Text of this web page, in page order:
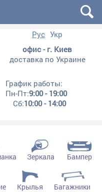
Рус Укр
офис - г. Киев
доставка по Украине
График работы:
Пн-Пт:9:00 - 19:00
Сб:10:00 - 14:00
Зеркала Бампер
Крылья Багажники